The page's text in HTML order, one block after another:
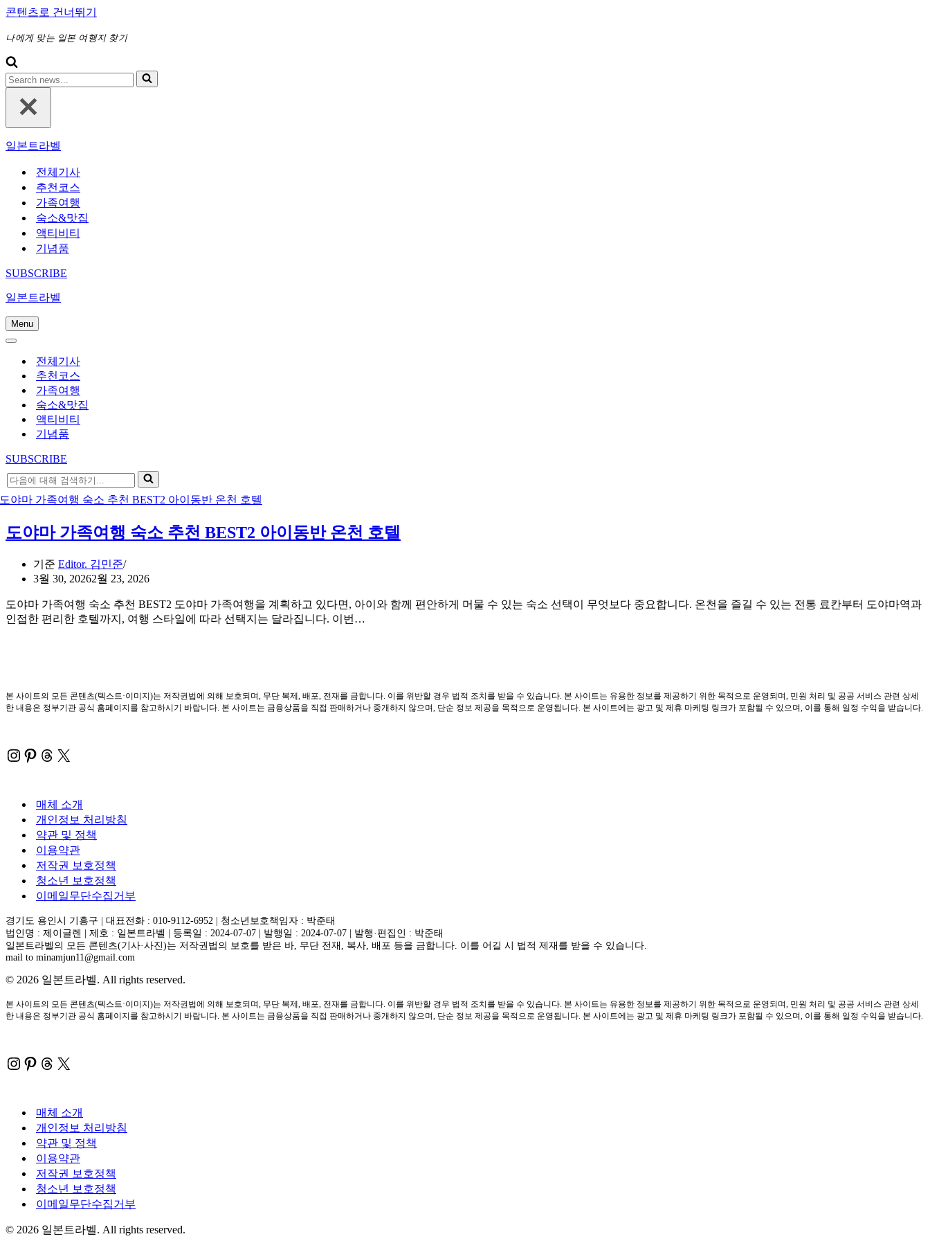
콘텐츠로 건너뛰기
나에게 맞는 일본 여행지 찾기
다
음
검
기...
일본트라벨
전체기사
추천코스
가족여행
숙소&맛집
액티비티
기념품
SUBSCRIBE
일본트라벨
Menu
내
게
뉴
내
전체기사
추천코스
가족여행
숙소&맛집
액티비티
기념품
SUBSCRIBE
다
음
에
해
도야마 가족여행 숙소 추천 BEST2 아이동반 온천 호텔
기준 Editor. 김민준
3월 30, 20262월 23, 2026
도야마 가족여행 숙소 추천 BEST2 도야마 가족여행을 계획하고 있다면, 아이와 함께 편안하게 머물 수 있는 숙소 선택이 무엇보다 중요합니다. 온천을 즐길 수 있는 전통 료칸부터 도야마역과
인접한 편리한 호텔까지, 여행 스타일에 따라 선택지는 달라집니다. 이번…
본 사이트의 모든 콘텐츠(텍스트·이미지)는 저작권법에 의해 보호되며, 무단 복제, 배포, 전재를 금합니다. 이를 위반할 경우 법적 조치를 받을 수 있습니다. 본 사이트는 유용한 정보를 제공하기 위한 목적으로 운영되며, 민원 처리 및 공공 서비스 관련 상세
한 내용은 정부기관 공식 홈페이지를 참고하시기 바랍니다. 본 사이트는 금융상품을 직접 판매하거나 중개하지 않으며, 단순 정보 제공을 목적으로 운영됩니다. 본 사이트에는 광고 및 제휴 마케팅 링크가 포함될 수 있으며, 이를 통해 일정 수익을 받습니다.
Instagram
Pinterest
Threads
X
매체 소개
개인정보 처리방침
약관 및 정책
이용약관
저작권 보호정책
청소년 보호정책
이메일무단수집거부
경기도 용인시 기흥구 | 대표전화 : 010-9112-6952 | 청소년보호책임자 : 박준태
법인명 : 제이글렌 | 제호 : 일본트라벨 | 등록일 : 2024-07-07 | 발행일 : 2024-07-07 | 발행·편집인 : 박준태
일본트라벨의 모든 콘텐츠(기사·사진)는 저작권법의 보호를 받은 바, 무단 전재, 복사, 배포 등을 금합니다. 이를 어길 시 법적 제재를 받을 수 있습니다.
mail to minamjun11@gmail.com
© 2026 일본트라벨. All rights reserved.
본 사이트의 모든 콘텐츠(텍스트·이미지)는 저작권법에 의해 보호되며, 무단 복제, 배포, 전재를 금합니다. 이를 위반할 경우 법적 조치를 받을 수 있습니다. 본 사이트는 유용한 정보를 제공하기 위한 목적으로 운영되며, 민원 처리 및 공공 서비스 관련 상세
한 내용은 정부기관 공식 홈페이지를 참고하시기 바랍니다. 본 사이트는 금융상품을 직접 판매하거나 중개하지 않으며, 단순 정보 제공을 목적으로 운영됩니다. 본 사이트에는 광고 및 제휴 마케팅 링크가 포함될 수 있으며, 이를 통해 일정 수익을 받습니다.
Instagram
Pinterest
Threads
X
매체 소개
개인정보 처리방침
약관 및 정책
이용약관
저작권 보호정책
청소년 보호정책
이메일무단수집거부
© 2026 일본트라벨. All rights reserved.